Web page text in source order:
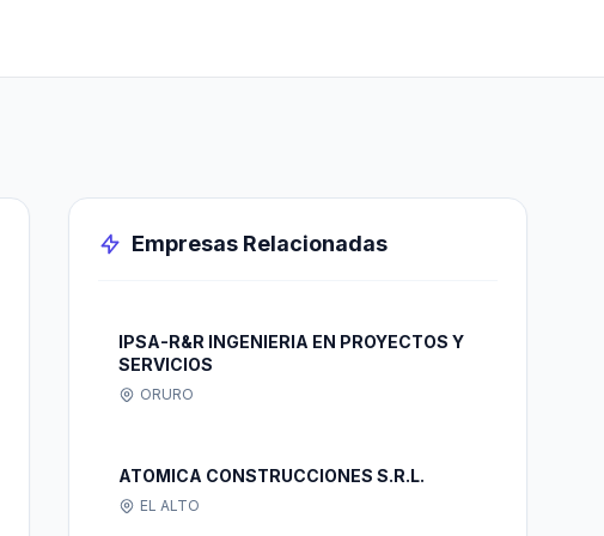
Empresas Relacionadas
IPSA-R&R INGENIERIA EN PROYECTOS Y
SERVICIOS
ORURO
ATOMICA CONSTRUCCIONES S.R.L.
EL ALTO